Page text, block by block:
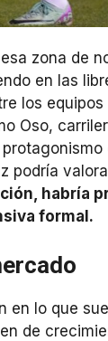
zona de
en las
los
Oso,
podría
habría
formal.
en lo que
de